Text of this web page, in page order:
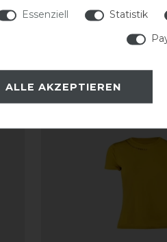
auch
-15%
Essenziell Statistik
ALLE AKZEPTIEREN